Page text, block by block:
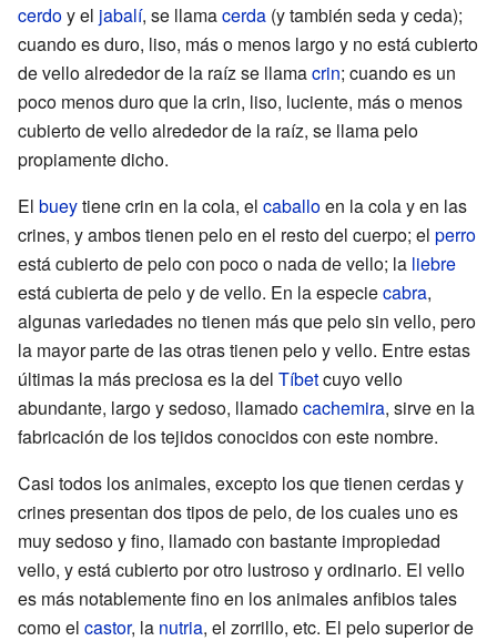
cerdoy el jabalí, se llamacerda (y también seda y ceda);
cuando es duro, liso, más o menos largo y no está cubierto
de vello alrededor de la raíz se llamacrin; cuando es un
poco menos duro que la crin, liso, luciente, más o menos
cubierto de vello alrededor de la raíz, se llama pelo
propiamente dicho.
El bueytiene crin en la cola, el caballoen la cola y en las
crines, y ambos tienen pelo en el resto del cuerpo; el perro
está cubierto de pelo con poco o nada de vello; la liebre
está cubierta de pelo y de vello. En la especiecabra,
algunas variedades no tienen más que pelo sin vello, pero
la mayor parte de las otras tienen pelo y vello. Entre estas
últimas la más preciosa es la del Tíbetcuyo vello
abundante, largo y sedoso, llamadocachemira, sirve en la
fabricación de los tejidos conocidos con este nombre.
Casi todos los animales, excepto los que tienen cerdas y
crines presentan dos tipos de pelo, de los cuales uno es
muy sedoso y fino, llamado con bastante impropiedad
vello, y está cubierto por otro lustroso y ordinario. El vello
es más notablemente fino en los animales anfibios tales
como el castor, la nutria, el zorrillo, etc. El pelo superior de